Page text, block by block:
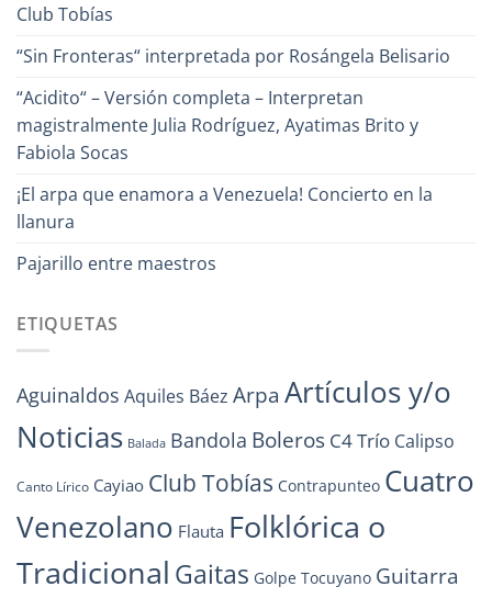
Club Tobías
“Sin Fronteras“ interpretada por Rosángela Belisario
“Acidito“ – Versión completa – Interpretan
magistralmente Julia Rodríguez, Ayatimas Brito y
Fabiola Socas
¡El arpa que enamora a Venezuela! Concierto en la
llanura
Pajarillo entre maestros
ETIQUETAS
Aguinaldos Aquiles Báez Arpa Artículos y/o
Noticias Balada Bandola Boleros C4 Trío Calipso
Canto Lírico Cayiao Club Tobías Contrapunteo Cuatro
Venezolano Flauta Folklórica o
Tradicional Gaitas Golpe Tocuyano Guitarra